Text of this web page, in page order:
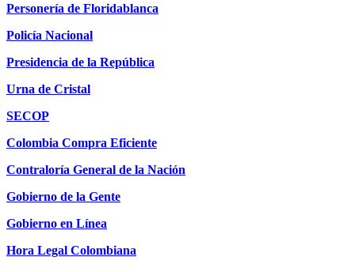
Personería de Floridablanca
Policía Nacional
Presidencia de la República
Urna de Cristal
SECOP
Colombia Compra Eficiente
Contraloría General de la Nación
Gobierno de la Gente
Gobierno en Línea
Hora Legal Colombiana